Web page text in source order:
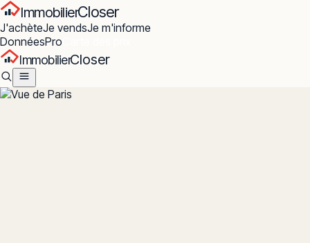
ImmobilierCloser
J'achèteJe vendsJe m'informe
DonnéesPro
ImmobilierCloser